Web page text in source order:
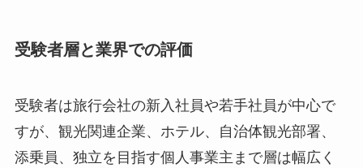
受験者層と業界での評価
受験者は旅行会社の新入社員や若手社員が中心で
すが、観光関連企業、ホテル、自治体観光部署、
添乗員、独立を目指す個人事業主まで層は幅広く